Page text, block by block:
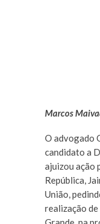
Marcos
O advogado
candidato a
ajuizou ação
República,
União,
realização de